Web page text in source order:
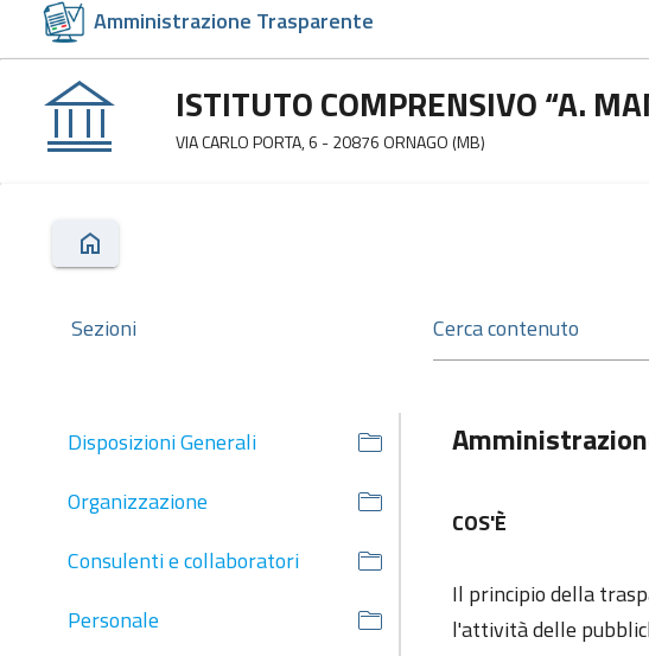
Amministrazione Trasparente
ISTITUTO COMPRENSIVO “A.
VIA CARLO PORTA, 6 - 20876 ORNAGO (MB)
Sezioni
Disposizioni Generali
Organizzazione
Consulenti e collaboratori
Personale
COS'È
Il principio della
l'attività delle